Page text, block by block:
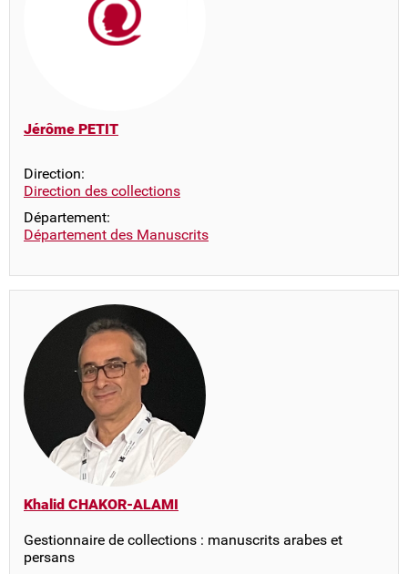
Jérôme PETIT
Direction:
Direction des collections
Département:
Département des Manuscrits
Khalid CHAKOR-ALAMI
Gestionnaire de collections : manuscrits arabes et
persans